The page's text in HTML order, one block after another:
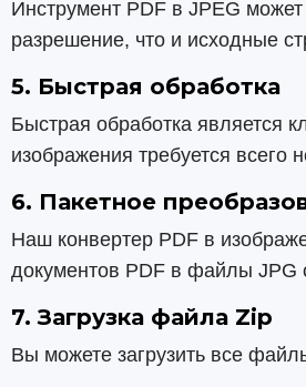
Инструмент PDF в JPEG
разрешение, что и исходные
5. Быстрая обработка
Быстрая обработка является
изображения требуется всего
6. Пакетное
Наш конвертер PDF в
документов PDF в файлы JPG
7. Загрузка файла Zip
Вы можете загрузить все